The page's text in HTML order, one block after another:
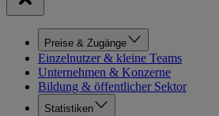
Preise & Zugänge
Einzelnutzer & kleine Teams
Unternehmen & Konzerne
Bildung & öffentlicher Sektor
Statistiken